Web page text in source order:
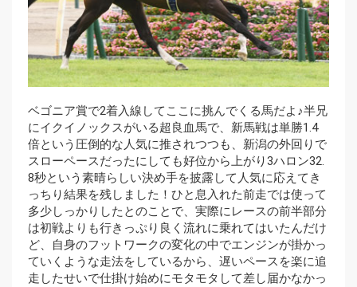
ベゴニア賞で2着入線してここに挑んでくる馬だよ♪半兄
にイクイノックスがいる超良血馬で、新馬戦は単勝1.4
倍という圧倒的な人気に推されつつも、新潟の外回りで
スローペースだったにしても好位から上がり3ハロン32.
8秒という素晴らしい決め手を披露して人気に応えてき
っちり結果を残しました！ひと息入れた前走では使って
多少しっかりしたとのことで、実際にレースの前半部分
は初戦よりも行きっぷり良く流れに乗れてはいたんだけ
ど、自身のフットワークの変化の中でエンジンが掛かっ
ていくような走法をしているから、遅いペースを楽に追
走したせいで仕掛け始めにモタモタして差し届かなかっ